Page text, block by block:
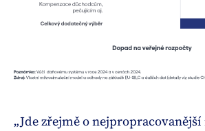
„Jde zřejmě o